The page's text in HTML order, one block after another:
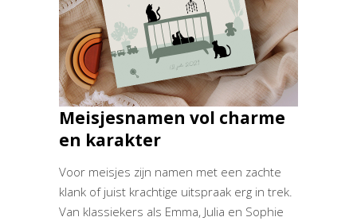
Meisjesnamen vol charme
en karakter
Voor meisjes zijn namen met een zachte
klank of juist krachtige uitspraak erg in trek.
Van klassiekers als Emma, Julia en Sophie